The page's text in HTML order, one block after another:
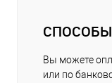
Вы можете
или по